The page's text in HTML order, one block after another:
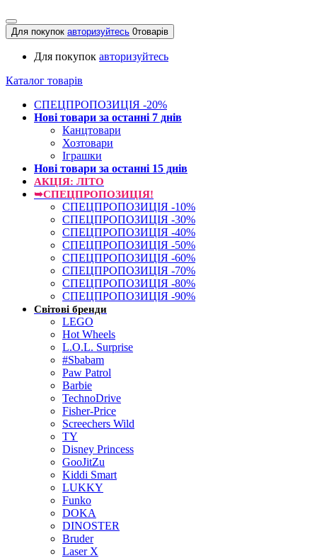
Для покупок авторизуйтесь 0товарів
Для покупок авторизуйтесь
Каталог товарів
СПЕЦПРОПОЗИЦІЯ -20%
Нові товари за останнi 7 днiв
Канцтовари
Хозтовари
Іграшки
Нові товари за останнi 15 днiв
АКЦІЯ: ЛІТО
➥СПЕЦПРОПОЗИЦІЯ!
СПЕЦПРОПОЗИЦІЯ -10%
СПЕЦПРОПОЗИЦІЯ -30%
СПЕЦПРОПОЗИЦІЯ -40%
СПЕЦПРОПОЗИЦІЯ -50%
СПЕЦПРОПОЗИЦІЯ -60%
СПЕЦПРОПОЗИЦІЯ -70%
СПЕЦПРОПОЗИЦІЯ -80%
СПЕЦПРОПОЗИЦІЯ -90%
Світові бренди
LEGO
Hot Wheels
L.O.L. Surprise
#Sbabam
Paw Patrol
Barbie
TechnoDrive
Fisher-Price
Screechers Wild
TY
Disney Princess
GooJitZu
Kiddi Smart
LUKKY
Funko
DOKA
DINOSTER
Bruder
Laser X